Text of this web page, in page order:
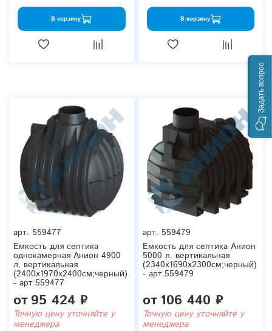
В корзину В корзину
арт. 559477
Емкость для септика
однокамерная Анион 4900
л. вертикальная
(2400x1970x2400см;черный)
- арт.559477
от95 424 ₽
Точную цену уточняйте у
менеджера
арт. 559479
Емкость для септика Анион
5000 л. вертикальная
(2340x1690x2300см;черный)
- арт.559479
от 106 440 ₽
Точную цену уточняйте у
менеджера
Задать вопрос